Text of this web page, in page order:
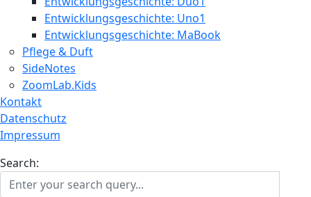
Entwicklungsgeschichte: Uno1
Entwicklungsgeschichte: MaBook
Pflege & Duft
SideNotes
ZoomLab.Kids
Kontakt
Datenschutz
Impressum
Search: